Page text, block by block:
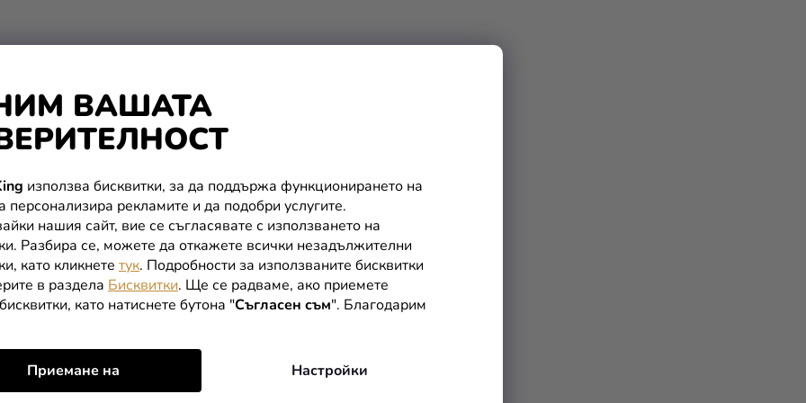
ВАШАТА
използва бисквитки, за да поддържа функционирането на
персонализира рекламите и да подобри услугите.
нашия сайт, вие се съгласявате с използването на
Разбира се, можете да откажете всички незадължителни
като кликнете тук. Подробности за използваните бисквитки
в раздела Бисквитки. Ще се радваме, ако приемете
като натиснете бутона "Съгласен съм". Благодарим
Настройки
Приемане на
И
Р
О
Я
А
Н
Е